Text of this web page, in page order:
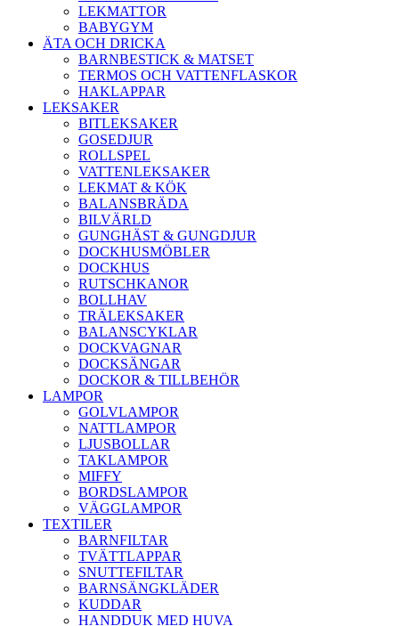
LEKMATTOR
BABYGYM
ÄTA OCH DRICKA
BARNBESTICK & MATSET
TERMOS OCH VATTENFLASKOR
HAKLAPPAR
LEKSAKER
BITLEKSAKER
GOSEDJUR
ROLLSPEL
VATTENLEKSAKER
LEKMAT & KÖK
BALANSBRÄDA
BILVÄRLD
GUNGHÄST & GUNGDJUR
DOCKHUSMÖBLER
DOCKHUS
RUTSCHKANOR
BOLLHAV
TRÄLEKSAKER
BALANSCYKLAR
DOCKVAGNAR
DOCKSÄNGAR
DOCKOR & TILLBEHÖR
LAMPOR
GOLVLAMPOR
NATTLAMPOR
LJUSBOLLAR
TAKLAMPOR
MIFFY
BORDSLAMPOR
VÄGGLAMPOR
TEXTILER
BARNFILTAR
TVÄTTLAPPAR
SNUTTEFILTAR
BARNSÄNGKLÄDER
KUDDAR
HANDDUK MED HUVA